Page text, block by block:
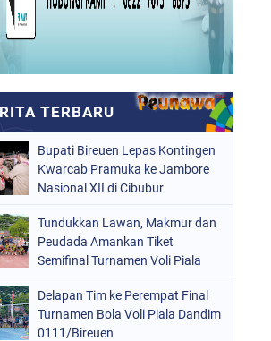
Bupati Bireuen Lepas Kontingen
Kwarcab Pramuka ke Jambore
Nasional XII di Cibubur
Tundukkan Lawan, Makmur dan
Peudada Amankan Tiket
Semifinal Turnamen Voli Piala
Delapan Tim ke Perempat Final
Turnamen Bola Voli Piala Dandim
0111/Bireuen